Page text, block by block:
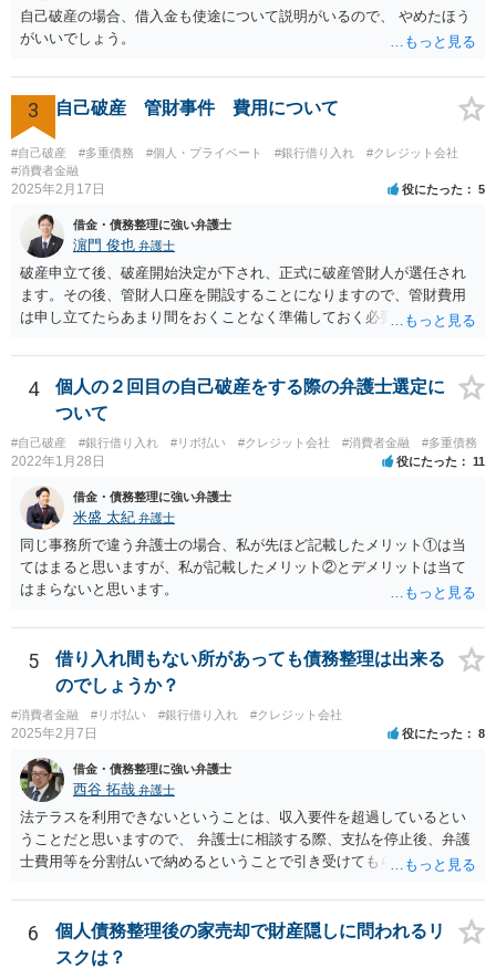
自己破産の場合、借入金も使途について説明がいるので、 やめたほう
がいいでしょう。
3 自己破産 管財事件 費用について
#自己破産 #多重債務 #個人・プライベート #銀行借り入れ
#クレジット会社
#消費者金融
2025年2月17日 役にたった 5
借金・債務整理に強い弁護士
濵門 俊也 弁護士
破産申立て後、破産開始決定が下され、正式に破産管財人が選任され
ます。その後、管財人口座を開設することになりますので、管財費用
は申し立てたらあまり間をおくことなく準備しておく必要がありま
4
個人の２回目の自己破産をする際の弁護士選定に
ついて
#自己破産 #銀行借り入れ #リボ払い #クレジット会社 #消費者金融 #多重債務
2022年1月28日 役にたった 11
借金・債務整理に強い弁護士
米盛 太紀 弁護士
同じ事務所で違う弁護士の場合、私が先ほど記載したメリット①は当
てはまると思いますが、私が記載したメリット②とデメリットは当て
はまらないと思います。
5
借り入れ間もない所があっても債務整理は出来る
のでしょうか？
#消費者金融 #リボ払い #銀行借り入れ #クレジット会社
2025年2月7日 役にたった 8
借金・債務整理に強い弁護士
西谷 拓哉 弁護士
法テラスを利用できないということは、収入要件を超過しているとい
うことだと思いますので、 弁護士に相談する際、支払を停止後、弁護
士費用等を分割払いで納めるということで引き受けてもらえないか確
は、負債が拡大するだけになるのでお勧めできませんが あとは、相談
者様のご判断になると思いますので、私からのアドバイスは一旦これ
で終わりとさせていただきます。
6
個人債務整理後の家売却で財産隠しに問われるリ
スクは？